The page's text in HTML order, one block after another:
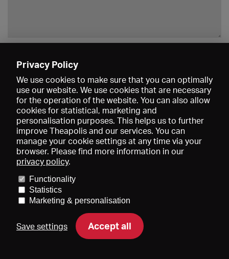
Données médiatiques
Conditions générales de vente
Contact
Aide Newsletter
Privacy Policy
We use cookies to make sure that you can optimally
use our website. We use cookies that are necessary
for the operation of the website. You can also allow
cookies for statistical, marketing and
personalisation purposes. This helps us to further
improve Theapolis and our services. You can
manage your cookie settings at any time via your
browser. Please find more information in our
privacy policy.
Functionality
Statistics
Marketing & personalisation
Save settings Accept all